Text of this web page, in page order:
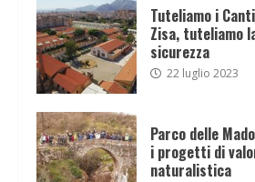
Tuteliamo i
Zisa, tuteliamo
sicurezza
22 luglio 2023
Parco delle
i progetti di
naturalistica